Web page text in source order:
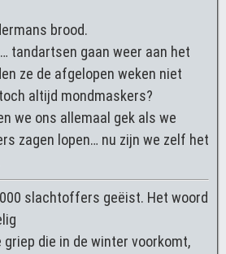
brood.
tandartsen gaan weer aan het
ze de afgelopen weken niet
altijd mondmaskers?
we ons allemaal gek als we
zagen lopen… nu zijn we zelf het
slachtoffers geëist. Het woord
griep die in de winter voorkomt,